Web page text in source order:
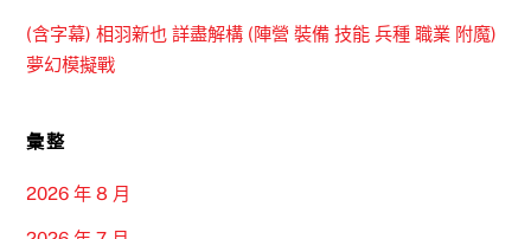
(含字幕) 相羽新也 詳盡解構 (陣營 裝備 技能 兵種 職業 附魔)
夢幻模擬戰
彙整
2026 年 8 月